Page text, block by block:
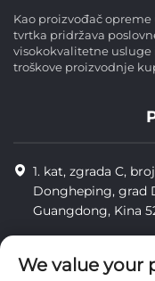
Kao proizvođač
tvrtka pridržava
visokokvalitetne
troškove proizvodnje
1. kat, zgrada C,
Dongheping, grad
Guangdong, Kina
[email protected]
We value your